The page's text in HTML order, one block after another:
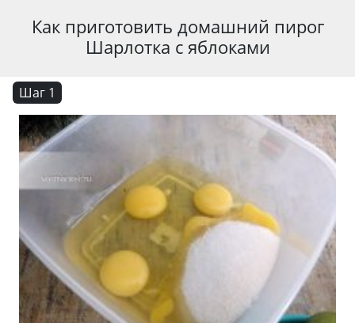
Как приготовить домашний пирог
Шарлотка с яблоками
Шаг 1